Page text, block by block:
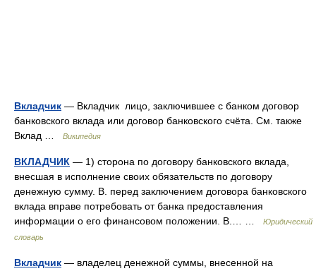
Вкладчик — Вкладчик лицо, заключившее с банком договор
банковского вклада или договор банковского счёта. См. также
Вклад …
Википедия
ВКЛАДЧИК — 1) сторона по договору банковского вклада,
внесшая в исполнение своих обязательств по договору
денежную сумму. В. перед заключением договора банковского
вклада вправе потребовать от банка предоставления
информации о его финансовом положении. В.… …
Юридический
словарь
Вкладчик — владелец денежной суммы, внесенной на